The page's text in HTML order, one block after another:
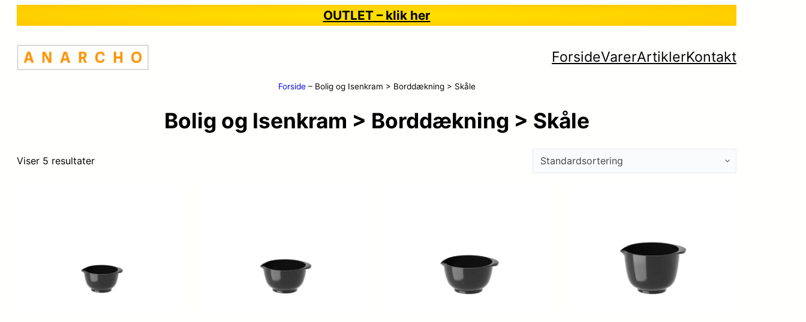
OUTLET – klik her
ForsideVarerArtiklerKontakt
Forside– Bolig og Isenkram > Borddækning > Skåle
Bolig og Isenkram > Borddækning > Skåle
Viser 5 resultater